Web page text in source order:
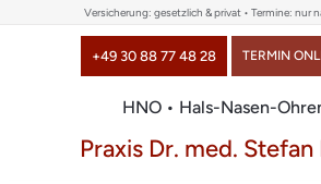
Versicherung: gesetzlich & privat • Termine: nur
HNO • Hals-Nasen-
+49 30 88 77 48 28 TERMIN
Praxis Dr. med.